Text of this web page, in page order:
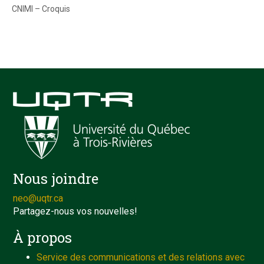
CNIMI – Croquis
Nous joindre
neo@uqtr.ca
Partagez-nous vos nouvelles!
À propos
Service des communications et des relations avec